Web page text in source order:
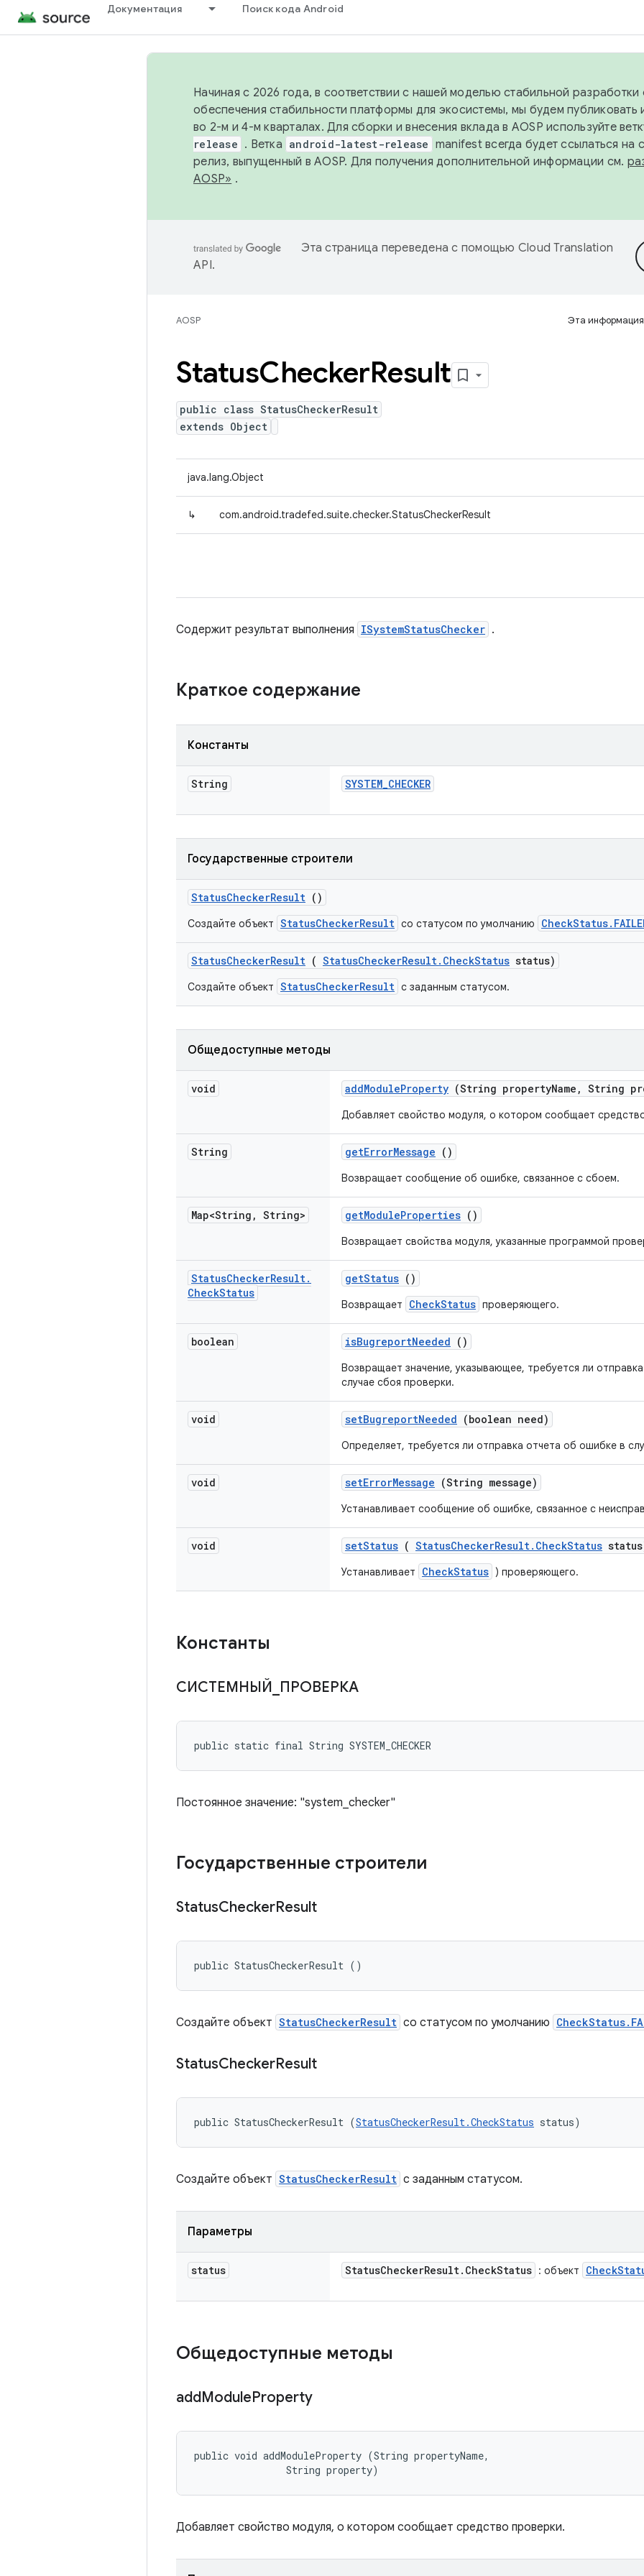
Документация Поиск кода Android
Начиная с 2026 года, в соответствии с нашей моделью стабильной разработки
обеспечения стабильности платформы для экосистемы, мы будем публиковать
во 2-м и 4-м кварталах. Для сборки и внесения вклада в AOSP используйте
release . Ветка android-latest-release manifest всегда будет ссылаться на
релиз, выпущенный в AOSP. Для получения дополнительной информации см.
AOSP» .
Эта страница переведена с помощью Cloud Translation
API.
AOSP Эта информация
StatusCheckerResult
public class StatusCheckerResult
extends Object
java.lang.Object
↳ com.android.tradefed.suite.checker.StatusCheckerResult
Содержит результат выполнения ISystemStatusChecker .
Краткое содержание
Константы
String SYSTEM_CHECKER
Государственные строители
StatusCheckerResult ()
Создайте объект StatusCheckerResult со статусом по умолчанию
StatusCheckerResult ( StatusCheckerResult. CheckStatus status)
Создайте объект StatusCheckerResult с заданным статусом.
Общедоступные методы
void addModuleProperty (String propertyName , String
Добавляет свойство модуля, о котором сообщает
String getErrorMessage ()
Возвращает сообщение об ошибке, связанное с сбоем.
Map<String , String> getModuleProperties ()
Возвращает свойства модуля, указанные программой
StatusCheckerResult.
CheckStatus
getStatus ()
Возвращает CheckStatus проверяющего.
boolean isBugreportNeeded ()
Возвращает значение, указывающее, требуется ли
случае сбоя проверки.
void setBugreportNeeded (boolean need)
Определяет, требуется ли отправка отчета об ошибке в
void setErrorMessage (String message)
Устанавливает сообщение об ошибке, связанное с
void setStatus ( StatusCheckerResult. CheckStatus
Устанавливает CheckStatus ) проверяющего.
Константы
СИСТЕМНЫЙ ПРОВЕРКА
public static final String SYSTEM_CHECKER
Постоянное значение: "system_checker"
Государственные строители
StatusCheckerResult
public StatusCheckerResult ()
Создайте объект StatusCheckerResult со статусом по умолчанию
StatusCheckerResult
public StatusCheckerResult (StatusCheckerResult.CheckStatus status)
Создайте объект StatusCheckerResult с заданным статусом.
Параметры
status StatusCheckerResult. CheckStatus : объект Check
Общедоступные методы
addModuleProperty
public void addModuleProperty (String propertyName,
                String property)
Добавляет свойство модуля, о котором сообщает средство проверки.